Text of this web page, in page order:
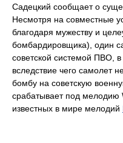
Садецкий сообщает о
Несмотря на совместные
благодаря мужеству и
бомбардировщика), один
советской системой ПВО, в
вследствие чего самолет
бомбу на советскую
срабатывает под мелодию
известных в мире мелодий